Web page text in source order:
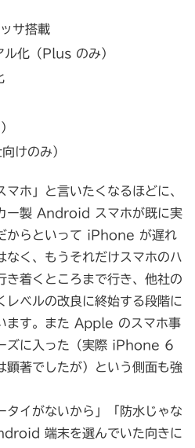
サ搭載
ル化（Plus のみ）
けのみ）
ホ」と言いたくなるほどに、
ー製 Android スマホが既に実
からといって iPhone が遅れ
なく、もうそれだけスマホのハ
き着くところまで行き、他社の
レベルの改良に終始する段階に
ます。また Apple のスマホ事
ズに入った（実際 iPhone 6
顕著でしたが）という側面も強
タイがないから」「防水じゃな
端末を選んでいた向きに